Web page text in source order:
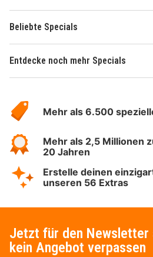
Beliebte Specials
Entdecke noch mehr Specials
Hotelspecials
Mehr als 6.500
Mehr als 2,5 Millionen
20 Jahren
Erstelle deinen
unseren 56 Extras
Jetzt für den Newsletter
kein Angebot verpassen